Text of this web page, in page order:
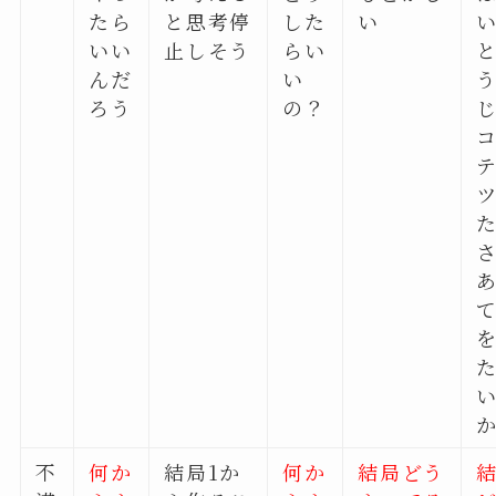
たら
いい
んだ
ろう
と思考停
止しそう
した
らい
い
の？
い
不
何か
結局1か
何か
結局どう